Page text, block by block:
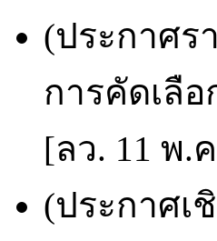
(ประกาศร
การคัดเลื
[ลว. 11 พ.
(ประกาศเ